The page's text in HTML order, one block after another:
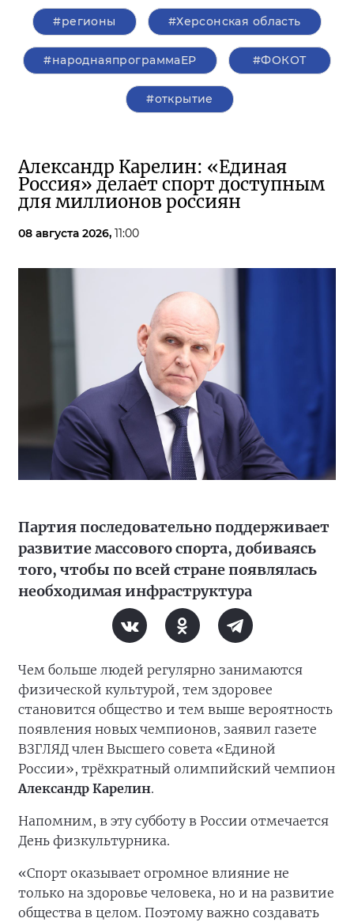
#регионы #Херсонская область
#народнаяпрограммаЕР #ФОКОТ
#открытие
Александр Карелин: «Единая
Россия» делает спорт доступным
для миллионов россиян
08 августа 2026, 11:00
Партия последовательно поддерживает
развитие массового спорта, добиваясь
того, чтобы по всей стране появлялась
необходимая инфраструктура
Чем больше людей регулярно занимаются
физической культурой, тем здоровее
становится общество и тем выше вероятность
появления новых чемпионов, заявил газете
ВЗГЛЯД член Высшего совета «Единой
России», трёхкратный олимпийский чемпион
Александр Карелин.
Напомним, в эту субботу в России отмечается
День физкультурника.
«Спорт оказывает огромное влияние не
только на здоровье человека, но и на развитие
общества в целом. Поэтому важно создавать